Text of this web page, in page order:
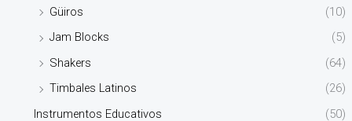
Güiros
(10)
Jam Blocks
(5)
Shakers
(64)
Timbales Latinos
(26)
Instrumentos Educativos
(50)